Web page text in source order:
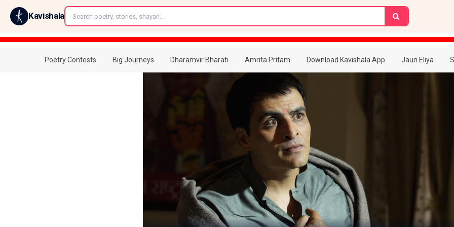
Kavishala
Poetry Contests Big Journeys Dharamvir Bharati Amrita Pritam Download Kavishala App Jaun.Eliya